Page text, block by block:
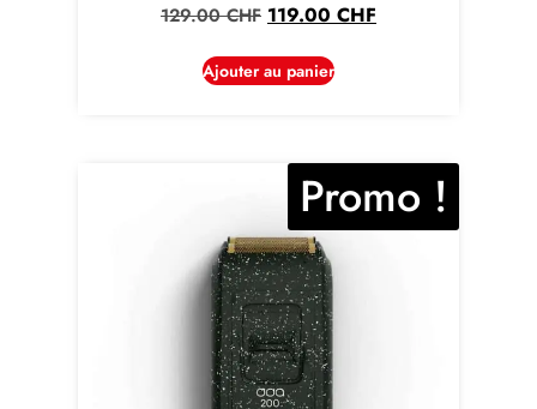
129.00CHF 119.00 CHF
Ajouter au panier
Promo !